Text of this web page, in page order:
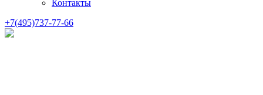
Контакты
+7(495)737-77-66